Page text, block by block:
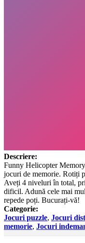
Descriere:
Funny Helicopter
jocuri de memorie. Rotiți
Aveți 4 niveluri în total,
dificil. Adună cele mai
repede poți. Bucurați-vă!
Categorie:
Jocuri puzzle, Jocuri
memorie, Jocuri